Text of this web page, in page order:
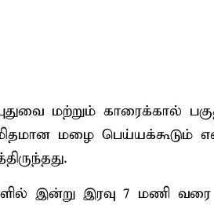
மற்றும் காரைக்கால்
மழை பெய்யக்கூடும்
இன்று இரவு 7 மணி